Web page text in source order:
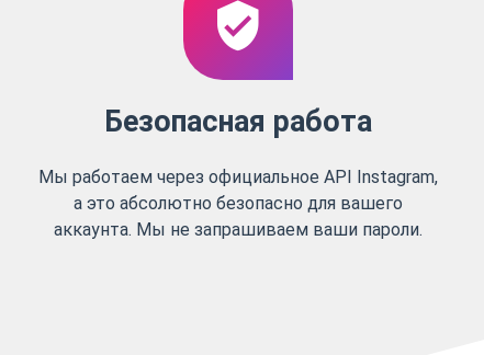
Безопасная работа
Мы работаем через официальное API Instagram,
а это абсолютно безопасно для вашего
аккаунта. Мы не запрашиваем ваши пароли.